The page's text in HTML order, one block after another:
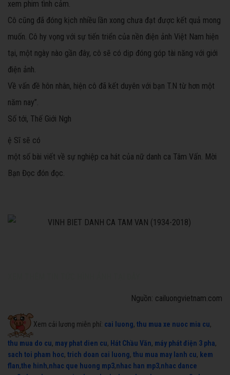
xem phim tình cảm.
Cô cũng đã đóng kịch nhiều lần xong chưa đạt được kết quả mong
muốn. Cô hy vọng với sự tiến triển của nền điện ảnh Việt Nam hiện
tại, một ngày nào gần đây, cô sẽ có dịp đóng góp tài năng với giới
điện ảnh.
Về vấn đề hôn nhân, hiện cô đã kết duyên với bạn T.N từ hơn một
năm nay”.
Số tới, Thế Giới Ngh
ệ Sĩ sẽ có
một số bài viết về sự nghiệp ca hát của nữ danh ca Tâm Vấn. Mời
Bạn Đọc đón đọc.
Nguồn: cailuongvietnam.com
Xem cải lương miễn phí: cai luong, thu mua xe nuoc mia cu,
thu mua do cu, may phat dien cu, Hát Chầu Văn, máy phát điện 3 pha,
sach toi pham hoc, trich doan cai luong, thu mua may lanh cu, kem
flan,the hinh,nhac que huong mp3,nhac han mp3,nhac dance